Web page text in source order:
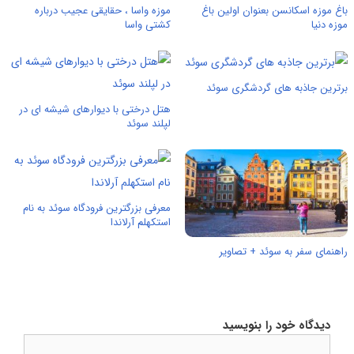
باغ موزه اسکانسن بعنوان اولین باغ
موزه دنیا
موزه واسا ، حقایقی عجیب درباره
کشتی واسا
برترین جاذبه های گردشگری سوئد
هتل درختی با دیوارهای شیشه ای در
لپلند سوئد
راهنمای سفر به سوئد + تصاویر
معرفی بزرگترین فرودگاه سوئد به نام
استکهلم آرلاندا
دیدگاه خود را بنویسید